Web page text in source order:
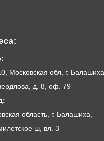
Московская обл, г. Балашиха,
д. 8, оф. 79
область, г. Балашиха,
ш, вл. 3